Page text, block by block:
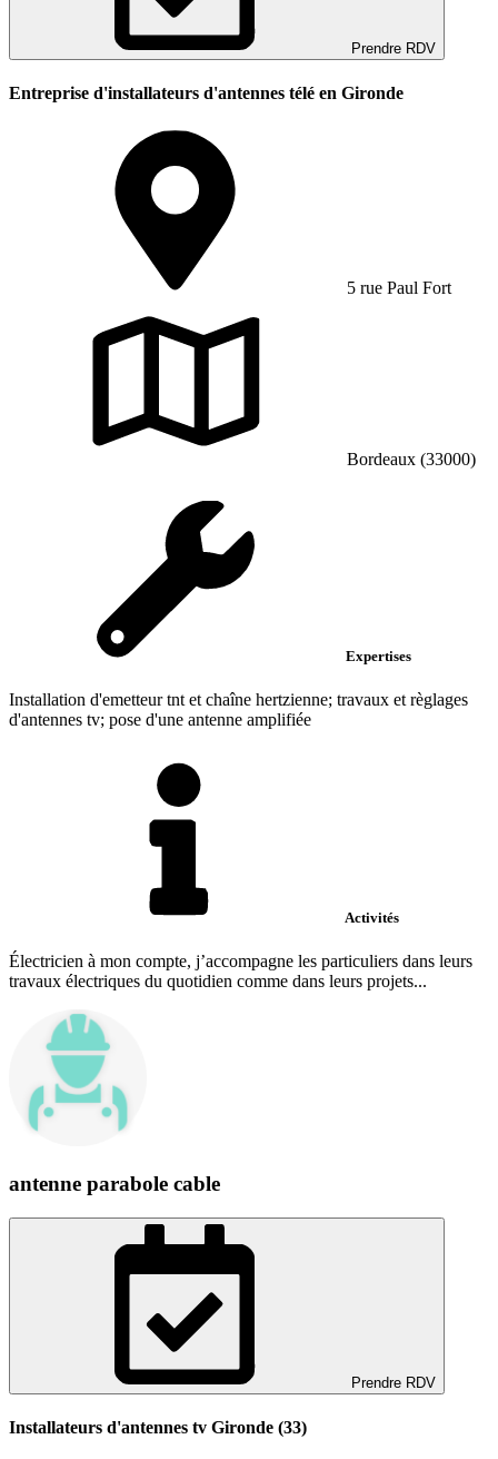
Prendre RDV
Entreprise d'installateurs d'antennes télé en Gironde
5 rue Paul Fort
Bordeaux (33000)
Expertises
Installation d'emetteur tnt et chaîne hertzienne; travaux et règlages
d'antennes tv; pose d'une antenne amplifiée
Activités
Électricien à mon compte, j’accompagne les particuliers dans leurs
travaux électriques du quotidien comme dans leurs projets...
antenne parabole cable
Prendre RDV
Installateurs d'antennes tv Gironde (33)